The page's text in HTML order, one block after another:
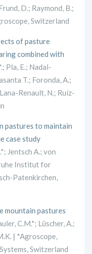
D.; Raymond, B.;
Switzerland
of pasture
combined with
Pla, E.; Nadal-
T.; Foronda, A.;
Renault, N.; Ruíz-
pastures to maintain
case study
Jentsch A.; von
Institut for
Patenkirchen,
mountain pastures
C.M.*; Lüscher, A.;
| *Agroscope,
Switzerland